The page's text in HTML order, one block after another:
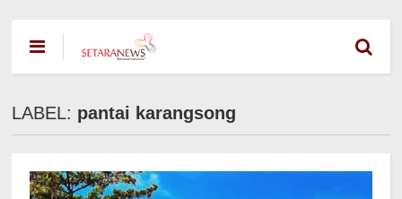
LABEL: pantai karangsong